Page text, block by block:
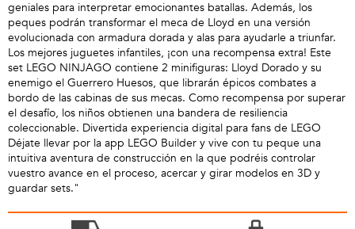
geniales para interpretar emocionantes batallas. Además, los
peques podrán transformar el meca de Lloyd en una versión
evolucionada con armadura dorada y alas para ayudarle a triunfar.
Los mejores juguetes infantiles, ¡con una recompensa extra! Este
set LEGO NINJAGO contiene 2 minifiguras: Lloyd Dorado y su
enemigo el Guerrero Huesos, que librarán épicos combates a
bordo de las cabinas de sus mecas. Como recompensa por superar
el desafío, los niños obtienen una bandera de resiliencia
coleccionable. Divertida experiencia digital para fans de LEGO
Déjate llevar por la app LEGO Builder y vive con tu peque una
intuitiva aventura de construcción en la que podréis controlar
vuestro avance en el proceso, acercar y girar modelos en 3D y
guardar sets."